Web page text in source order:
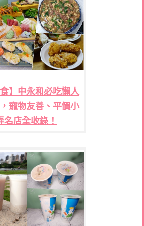
食】中永和必吃懶人
寵物友善、平價小
名店全收錄！